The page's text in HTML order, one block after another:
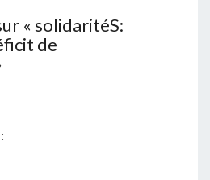
« solidaritéS:
de